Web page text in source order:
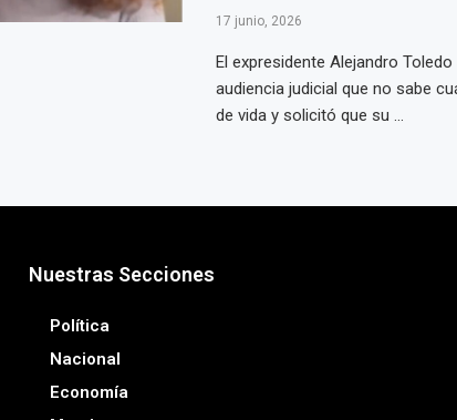
17 junio, 2026
El expresidente Alejandro
audiencia judicial que no sabe
de vida y solicitó que su ...
Nuestras Secciones
Política
Nacional
Economía